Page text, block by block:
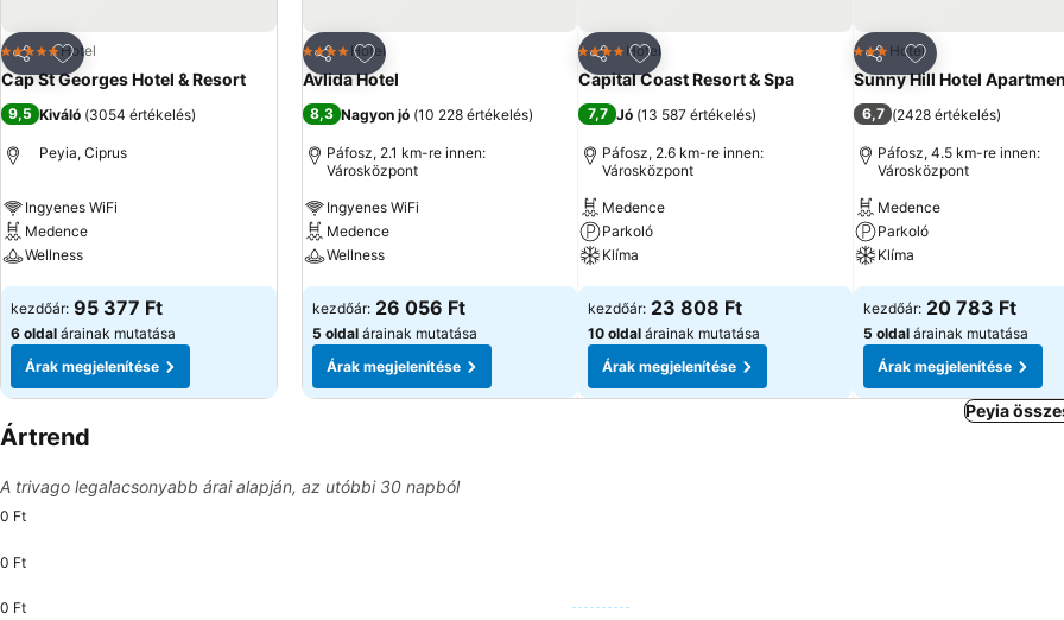
Megosztás
Hozzáadás a kedvencekhez
5 KategóriaHotel
Cap St Georges Hotel & Resort
9,5 Kiváló (3054 értékelés)
Peyia, Ciprus
Ingyenes WiFi
Medence
Wellness
Árak megjelenítése
kezdőár: 95 377 Ft
6 oldal árainak mutatása
Árak megjelenítése
Megosztás
Hozzáadás a kedvencekhez
4 Kategória
Hotel
Avlida Hotel
8,3 Nagyon jó (10 228 értékelés)
Páfosz, 2.1 km-re innen:
Városközpont
Ingyenes WiFi
Medence
Wellness
Árak megjelenítése
kezdőár: 26 056 Ft
5 oldal árainak mutatása
Árak megjelenítése
Megosztás
Hozzáadás a kedvencekhez
4 Kategória
Hotel
Capital Coast Resort & Spa
7,7 Jó (13 587 értékelés)
Páfosz, 2.6 km-re innen:
Városközpont
Medence
Parkoló
Klíma
Árak megjelenítése
kezdőár: 23 808 Ft
10 oldal árainak mutatása
Árak megjelenítése
Megosztás
Hozzáadás a
3 Kategória
Hotel
Sunny Hill Hotel
6,7 (2428 értékelés)
Páfosz, 4.5 km-re innen:
Városközpont
Medence
Parkoló
Klíma
Árak megjelenítése
kezdőár: 20 783 Ft
5 oldal árainak mutatása
Árak megjelenítése
Peyia
Ártrend
A trivago legalacsonyabb árai alapján, az utóbbi 30 napból
0 Ft
0 Ft
0 Ft